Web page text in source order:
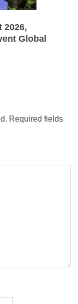
2026,
Global
Required fields